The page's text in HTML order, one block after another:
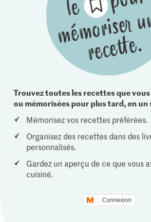
Trouvez toutes les recettes que
ou mémorisées pour plus tard, en
Mémorisez vos recettes préférées.
Organisez des recettes dans des
personnalisés.
Gardez un aperçu de ce que vous
cuisiné.
Connexion